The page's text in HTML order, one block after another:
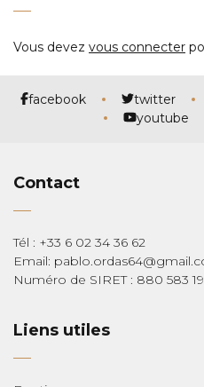
Vous devez vous connecter
facebook twitter
youtube
Contact
Tél : +33 6 02 34 36 62
Email:
Numéro de SIRET : 880 583
Liens utiles